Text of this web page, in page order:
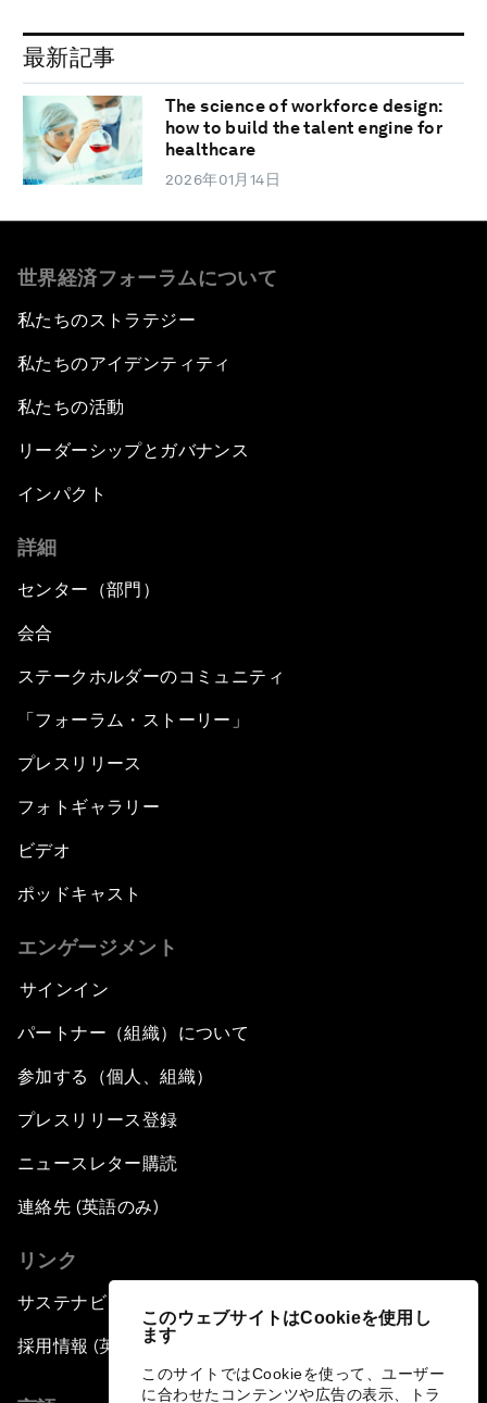
このウェブサイトはCookieを使用し
ます
このサイトではCookieを使って、ユーザー
に合わせたコンテンツや広告の表示、トラ
最新記事
The science of workforce design:
how to build the talent engine for
healthcare
2026年01月14日
世界経済フォーラムについて
私たちのストラテジー
私たちのアイデンティティ
私たちの活動
リーダーシップとガバナンス
インパクト
詳細
センター（部門）
会合
ステークホルダーのコミュニティ
「フォーラム・ストーリー」
プレスリリース
フォトギャラリー
ビデオ
ポッドキャスト
エンゲージメント
サインイン
パートナー（組織）について
参加する（個人、組織）
プレスリリース登録
ニュースレター購読
連絡先 (英語のみ)
リンク
サステナビリティへの取り組み
採用情報 (英語のみ)